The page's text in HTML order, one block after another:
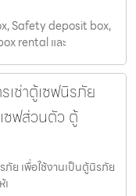
Safety deposit box,
rental และ
เช่าตู้เซฟนิรภัย
ซฟส่วนตัว ตู้
ภัย เพื่อใช้งานเป็นตู้นิรภัย